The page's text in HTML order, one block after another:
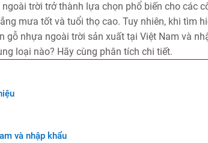
trời trở thành lựa chọn phổ biến cho các
mưa tốt và tuổi thọ cao. Tuy nhiên, khi tìm
nhựa ngoài trời sản xuất tại Việt Nam và
loại nào? Hãy cùng phân tích chi tiết.
và nhập khẩu